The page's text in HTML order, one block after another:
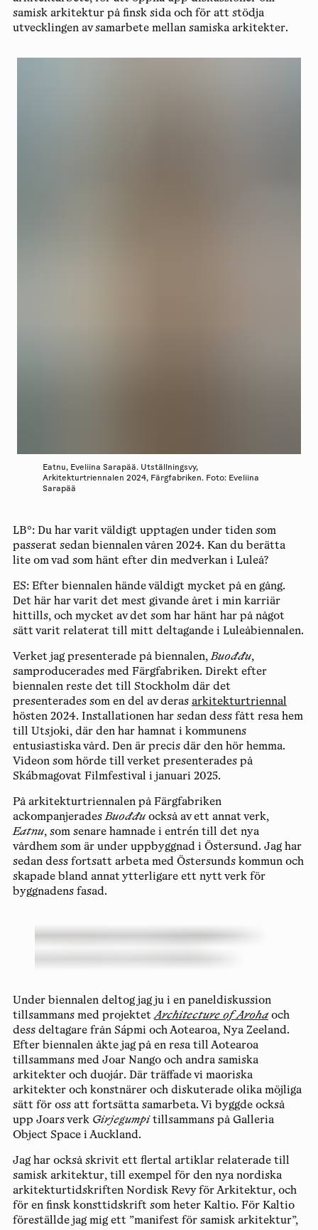
samisk arkitektur på finsk sida och för att stödja
utvecklingen av samarbete mellan samiska arkitekter.
Eatnu, Eveliina Sarapää. Utställningsvy,
Arkitekturtriennalen 2024, Färgfabriken. Foto: Eveliina
Sarapää
LB°: Du har varit väldigt upptagen under tiden som
passerat sedan biennalen våren 2024. Kan du berätta
lite om vad som hänt efter din medverkan i Luleå?
ES: Efter biennalen hände väldigt mycket på en gång.
Det här har varit det mest givande året i min karriär
hittills, och mycket av det som har hänt har på något
sätt varit relaterat till mitt deltagande i Luleåbiennalen.
Verket jag presenterade på biennalen,Buođđu,
samproducerades med Färgfabriken. Direkt efter
biennalen reste det till Stockholm där det
presenterades som en del av deras arkitekturtriennal
hösten 2024. Installationen har sedan dess fått resa hem
till Utsjoki, där den har hamnat i kommunens
entusiastiska vård. Den är precis där den hör hemma.
Videon som hörde till verket presenterades på
Skábmagovat Filmfestival i januari 2025.
På arkitekturtriennalen på Färgfabriken
ackompanjeradesBuođđuockså av ett annat verk,
Eatnu, som senare hamnade i entrén till det nya
vårdhem som är under uppbyggnad i Östersund. Jag har
sedan dess fortsatt arbeta med Östersunds kommun och
skapade bland annat ytterligare ett nytt verk för
byggnadens fasad.
Under biennalen deltog jag ju i en paneldiskussion
tillsammans med projektetArchitecture of Arohaoch
dess deltagare från Sápmi och Aotearoa, Nya Zeeland.
Efter biennalen åkte jag på en resa till Aotearoa
tillsammans med Joar Nango och andra samiska
arkitekter och duojár. Där träffade vi maoriska
arkitekter och konstnärer och diskuterade olika möjliga
sätt för oss att fortsätta samarbeta. Vi byggde också
upp Joars verk Girjegumpi tillsammans på Galleria
Object Space i Auckland.
Jag har också skrivit ett flertal artiklar relaterade till
samisk arkitektur, till exempel för den nya nordiska
arkitekturtidskriften Nordisk Revy för Arkitektur, och
för en finsk konsttidskrift som heter Kaltio. För Kaltio
föreställde jag mig ett ”manifest för samisk arkitektur”,